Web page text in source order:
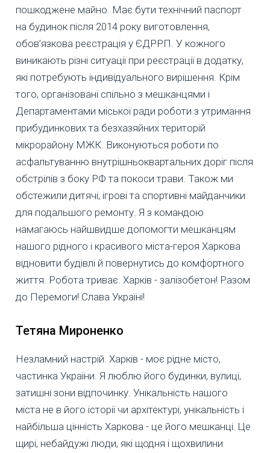
пошкоджене майно. Має бути технічний паспорт
на будинок після 2014 року виготовлення,
обов’язкова реєстрація у ЄДРРП. У кожного
виникають різні ситуації при реєстрації в додатку,
які потребують індивідуального вирішення. Крім
того, організовані спільно з мешканцями і
Департаментами міської ради роботи з утримання
прибудинкових та безхазяйних територій
мікрорайону МЖК. Виконуються роботи по
асфальтуванню внутрішньоквартальних доріг після
обстрілів з боку РФ та покоси трави. Також ми
обстежили дитячі, ігрові та спортивні майданчики
для подальшого ремонту. Я з командою
намагаюсь найшвидше допомогти мешканцям
нашого рідного і красивого міста-героя Харкова
відновити будівлі й повернутись до комфортного
життя. Робота триває. Харків - залізобетон! Разом
до Перемоги! Слава Україні!
Тетяна Мироненко
Незламний настрій. Харків - моє рідне місто,
частинка України. Я люблю його будинки, вулиці,
затишні зони відпочинку. Унікальність нашого
міста не в його історії чи архітектурі, унікальність і
найбільша цінність Харкова - це його мешканці. Це
щирі, небайдужі люди, які щодня і щохвилини